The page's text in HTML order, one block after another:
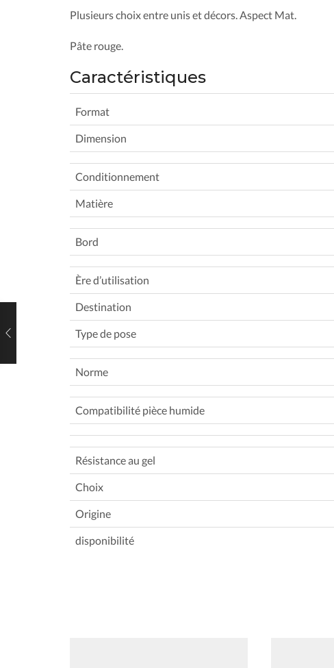
Plusieurs choix entre unis et décors. Aspect Mat.
Pâte rouge.
Caractéristiques
Format
Dimension
Conditionnement
Matière
Bord
Ère d’utilisation
Destination
Type de pose
Norme
Compatibilité pièce humide
Résistance au gel
Choix
Origine
disponibilité